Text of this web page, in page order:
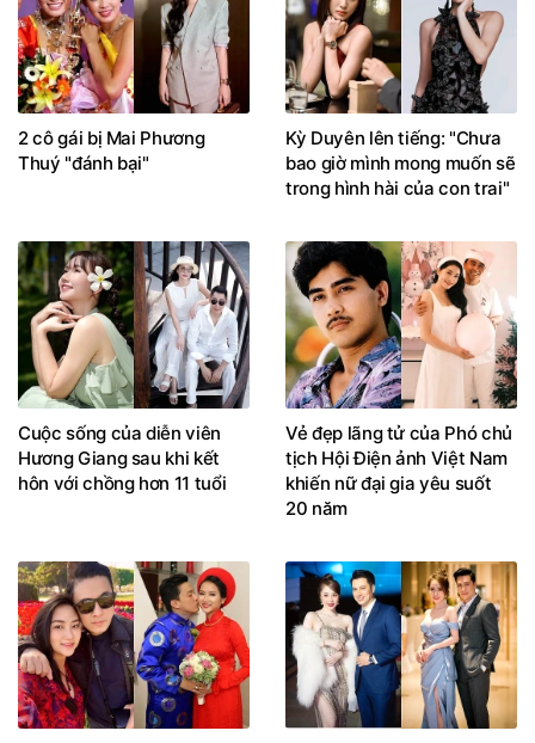
2 cô gái bị Mai Phương
Thuý "đánh bại"
Kỳ Duyên lên tiếng: "Chưa
bao giờ mình mong muốn sẽ
trong hình hài của con trai"
Cuộc sống của diễn viên
Hương Giang sau khi kết
hôn với chồng hơn 11 tuổi
Vẻ đẹp lãng tử của Phó chủ
tịch Hội Điện ảnh Việt Nam
khiến nữ đại gia yêu suốt
20 năm